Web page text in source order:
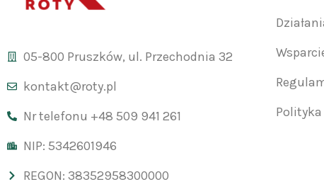
05-800 Pruszków, ul. Przechodnia 32
kontakt@roty.pl
Nr telefonu +48 509 941 261
NIP: 5342601946
REGON: 38352958300000